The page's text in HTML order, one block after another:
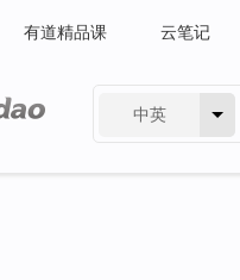
有道精品课 云笔记
中英